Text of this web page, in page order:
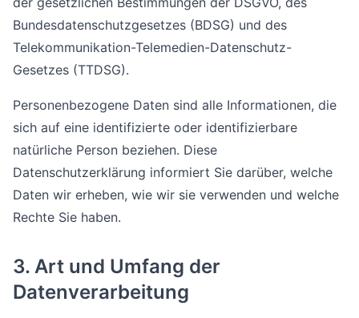
Bundesdatenschutzgesetzes (BDSG) und des
Telekommunikation-Telemedien-Datenschutz-
Gesetzes (TTDSG).
Personenbezogene Daten sind alle Informationen, die
sich auf eine identifizierte oder identifizierbare
natürliche Person beziehen. Diese
Datenschutzerklärung informiert Sie darüber, welche
Daten wir erheben, wie wir sie verwenden und welche
Rechte Sie haben.
3. Art und Umfang der
Datenverarbeitung